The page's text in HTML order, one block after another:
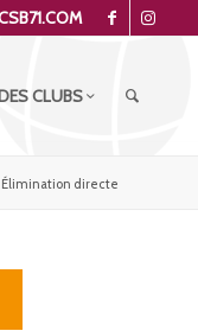
CLUBS
Élimination directe